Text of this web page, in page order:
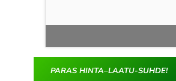
PARAS HINTA–LAATU-SUHDE!